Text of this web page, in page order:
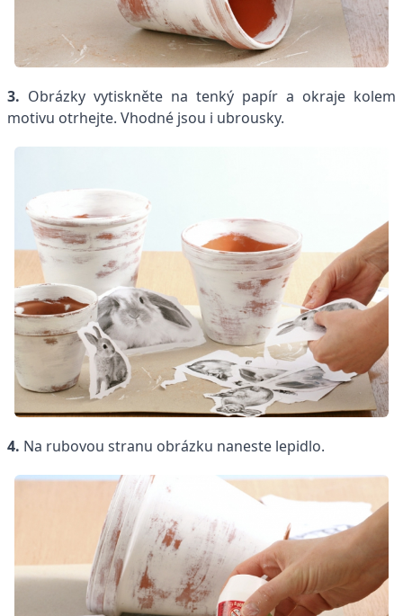
3. Obrázky vytiskněte na tenký papír a okraje kolem
motivu otrhejte. Vhodné jsou i ubrousky.
4. Na rubovou stranu obrázku naneste lepidlo.